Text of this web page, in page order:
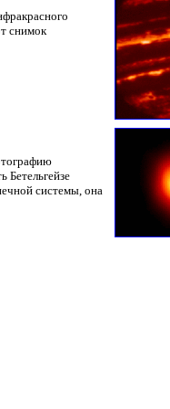
снимок
Бетельгейзе
системы, она